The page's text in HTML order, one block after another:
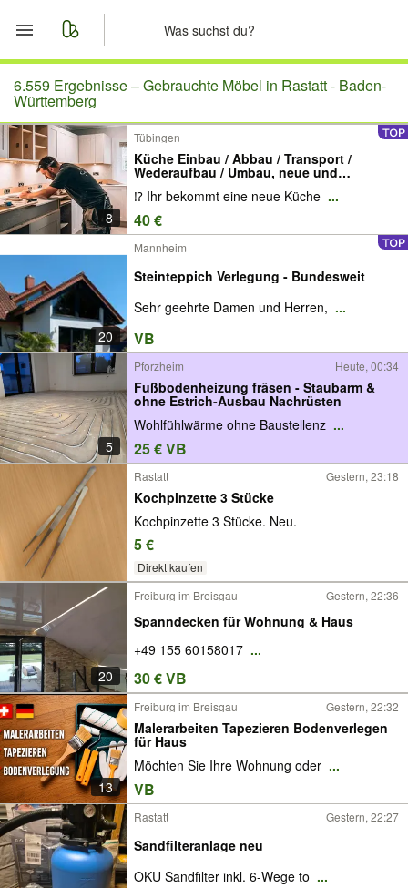
Start
Merkliste
Nachrichten
Anzeige aufgeben
6.559 Ergebnisse –Gebrauchte Möbel in Rastatt - Baden-
Württemberg
8
Tübingen
Küche Einbau / Abbau / Transport /
Wederaufbau / Umbau, neue und
gebrauchte Küche einbauen, abbauen,
transportieren, Montage - kitchen
installation, kitchen for sale, IKEA, second
hand
⁉️ Ihr bekommt eine neue Küche ...
40 €
20
Mannheim
Steinteppich Verlegung - Bundesweit
Sehr geehrte Damen und Herren, ...
VB
5
Pforzheim Heute, 00:34
Fußbodenheizung fräsen - Staubarm &
ohne Estrich-Ausbau Nachrüsten
Wohlfühlwärme ohne Baustellenz ...
25 € VB
Rastatt Gestern, 23:18
Kochpinzette 3 Stücke
Kochpinzette 3 Stücke. Neu.
5 €
Direkt kaufen
20
Freiburg im Breisgau Gestern, 22:36
Spanndecken für Wohnung & Haus
+49 155 60158017 ...
30 € VB
13
Freiburg im Breisgau Gestern, 22:32
Malerarbeiten Tapezieren Bodenverlegen
für Haus
Möchten Sie Ihre Wohnung oder ...
VB
Rastatt Gestern, 22:27
Sandfilteranlage neu
OKU Sandfilter inkl. 6-Wege to ...